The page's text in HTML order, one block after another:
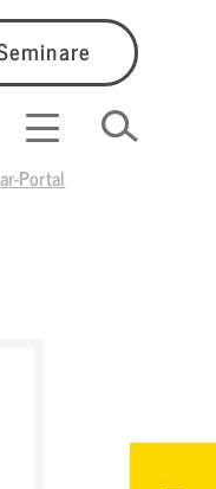
Portal